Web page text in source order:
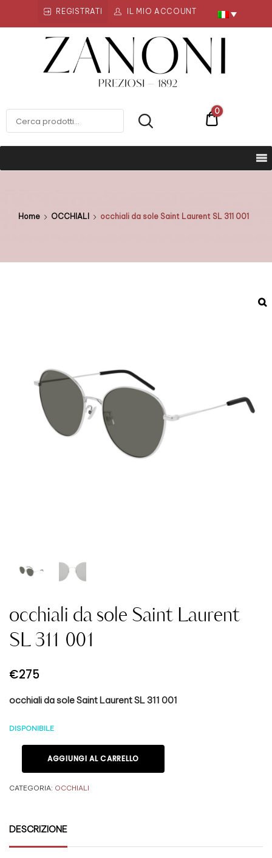
REGISTRATI IL MIO ACCOUNT
ZANONI PREZIOSI €0
0
Home OCCHIALI occhiali da sole Saint Laurent SL 311 001
occhiali da sole Saint Laurent
SL 311 001
€275
occhiali da sole Saint Laurent SL 311 001
DISPONIBILE
AGGIUNGI AL CARRELLO
CATEGORIA: OCCHIALI
DESCRIZIONE